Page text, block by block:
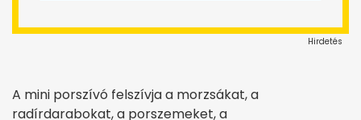
Hirdetés
A mini porszívó felszívja a morzsákat, a
radírdarabokat, a porszemeket, a